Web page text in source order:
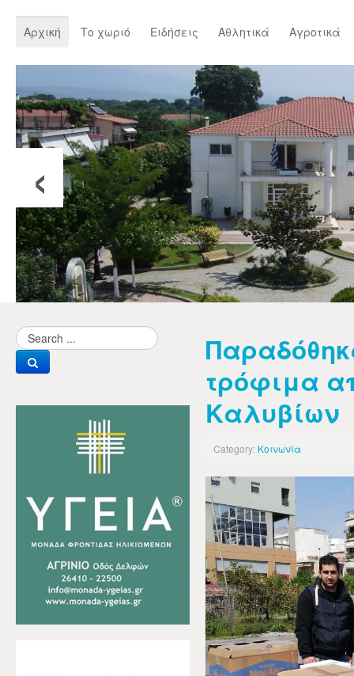
Αρχική Το χωριό Ειδήσεις Αθλητικά Αγροτικά
‹
τρόφιμα
Καλυβίων
Category: Κοινωνία